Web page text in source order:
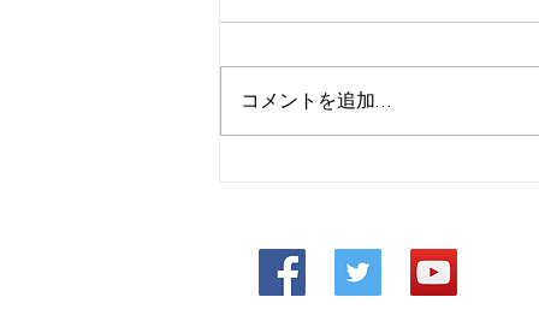
エアレス装置の取り扱い
コメントを追加…